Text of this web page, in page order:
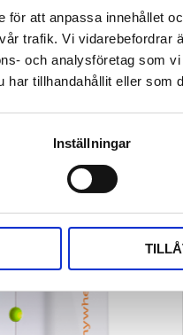
för att anpassa innehållet
trafik. Vi vidarebefordrar
och analysföretag som
har tillhandahållit eller
Inställningar